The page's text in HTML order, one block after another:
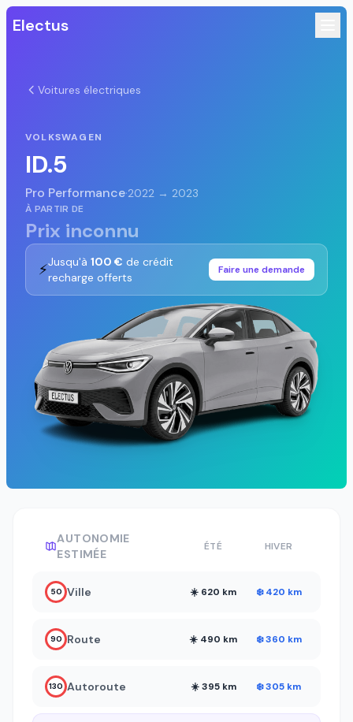
Electus
Voitures électriques
VOLKSWAGEN
ID.5
Pro Performance·2022 → 2023
À PARTIR DE
Prix inconnu
⚡Jusqu'à 100 € de crédit
recharge offerts
Faire une demande
AUTONOMIE
ESTIMÉE
ÉTÉ HIVER
50 Ville ☀️ 620 km ❄️ 420 km
90 Route ☀️ 490 km ❄️ 360 km
130 Autoroute ☀️ 395 km ❄️ 305 km